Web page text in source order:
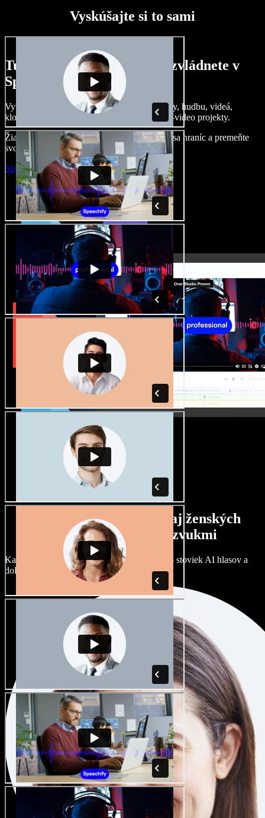
Vyskúšajte si to sami
Tu je malá ukážka toho, čo zvládnete v
Speechify Studio.
Vytvárajte dabingy, pridajte bezplatné obrázky, hudbu, videá,
klonujte svoj hlas – postavíte pôsobivé audio-video projekty.
Žiadne učenie, všetko v prehliadači – zbavte sa hraníc a premeňte
svoje nápady na realitu.
Spustiť Studio
Široký výber mužských aj ženských
hlasov s rôznymi prízvukmi
Každý projekt môže znieť inak. Vyberte si zo stoviek AI hlasov a
dolaďte si ich podľa seba.